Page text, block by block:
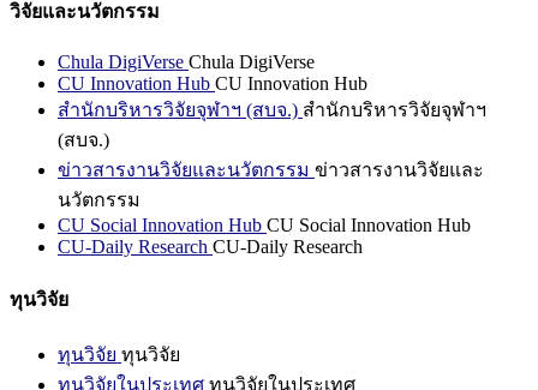
วิจัยและนวัตกรรม
Chula DigiVerse Chula DigiVerse
CU Innovation Hub CU Innovation Hub
สำนักบริหารวิจัยจุฬาฯ (สบจ.) สำนักบริหารวิจัยจุฬาฯ
(สบจ.)
ข่าวสารงานวิจัยและนวัตกรรม ข่าวสารงานวิจัยและ
นวัตกรรม
CU Social Innovation Hub CU Social Innovation Hub
CU-Daily Research CU-Daily Research
ทุนวิจัย
ทุนวิจัย ทุนวิจัย
ทุนวิจัยในประเทศ ทุนวิจัยในประเทศ